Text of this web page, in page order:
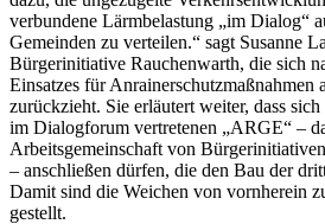
verbundene Lärmbelastung „im Dialog“
Gemeinden zu verteilen.“ sagt Susanne
Bürgerinitiative Rauchenwarth, die sich
Einsatzes für Anrainerschutzmaßnahmen
zurückzieht. Sie erläutert weiter, dass
im Dialogforum vertretenen „ARGE“ –
Arbeitsgemeinschaft von
– anschließen dürfen, die den Bau der
Damit sind die Weichen von vornherein
gestellt.